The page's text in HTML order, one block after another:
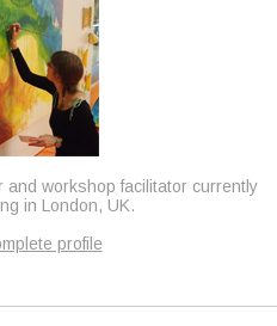
workshop facilitator currently
in London, UK.
profile